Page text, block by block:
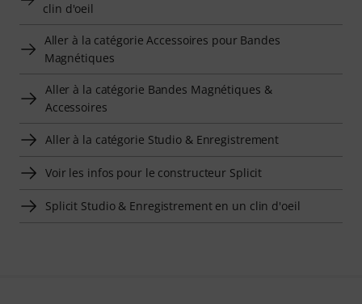
clin d'oeil
Aller à la catégorie Accessoires pour Bandes
Magnétiques
Aller à la catégorie Bandes Magnétiques &
Accessoires
Aller à la catégorie Studio & Enregistrement
Voir les infos pour le constructeur Splicit
Splicit Studio & Enregistrement en un clin d'oeil